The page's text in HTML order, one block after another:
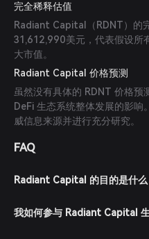
完全稀释估值
Radiant Capital（RDNT）的
31,612,990美元，代表假设所
大市值。
Radiant Capital 价格预测
虽然没有具体的 RDNT 价格预
DeFi 生态系统整体发展的影响
威信息来源并进行充分研究。
FAQ
Radiant Capital 的目的是什么
我如何参与 Radiant Capital